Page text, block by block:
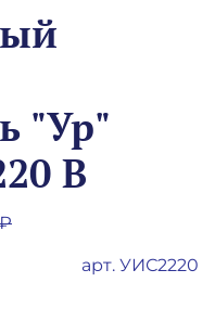
арт. УИС2220
"Ур"
В